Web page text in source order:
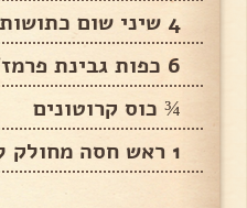
4 שיני שום כתושות
6 כפות גבינת פרמז'ן מגוררת
¾ כוס קרוטונים
1 ראש חסה מחולק לעלים חתוכים